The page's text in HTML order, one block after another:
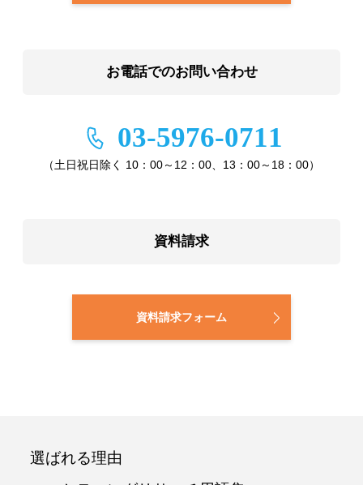
お電話でのお問い合わせ
03-5976-0711
（土日祝日除く 10：00～12：00、13：00～18：00）
資料請求
資料請求フォーム
選ばれる理由